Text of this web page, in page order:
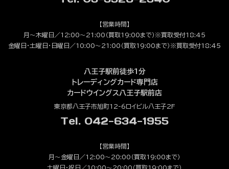
【営業時間】
月～木曜日／12:00～21:00（買取19:00まで）※買取受付18:45
金曜日・土曜日・日曜日／10:00～21:00（買取19:00まで）※買取受付18:45
八王子駅前徒歩1分
トレーディングカード専門店
カードウイングス八王子駅前店
東京都八王子市旭町12-6ロイビル八王子2F
Tel. 042-634-1955
【営業時間】
月～金曜日／12:00～20:00（買取19:00まで）
土曜日・祝日／10:00～20:00（買取19:00まで）